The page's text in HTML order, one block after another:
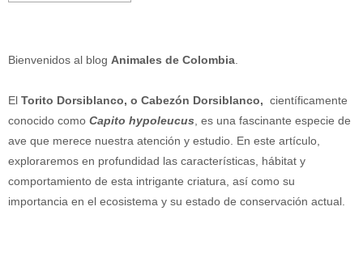
Bienvenidos al blog Animales de Colombia
El Torito Dorsiblanco, o Cabezón Dorsiblanco, científicamente
conocido como Capito hypoleucus , es una fascinante especie de
ave que merece nuestra atención y estudio. En este artículo,
exploraremos en profundidad las características, hábitat y
comportamiento de esta intrigante criatura, así como su
importancia en el ecosistema y su estado de conservación actual.